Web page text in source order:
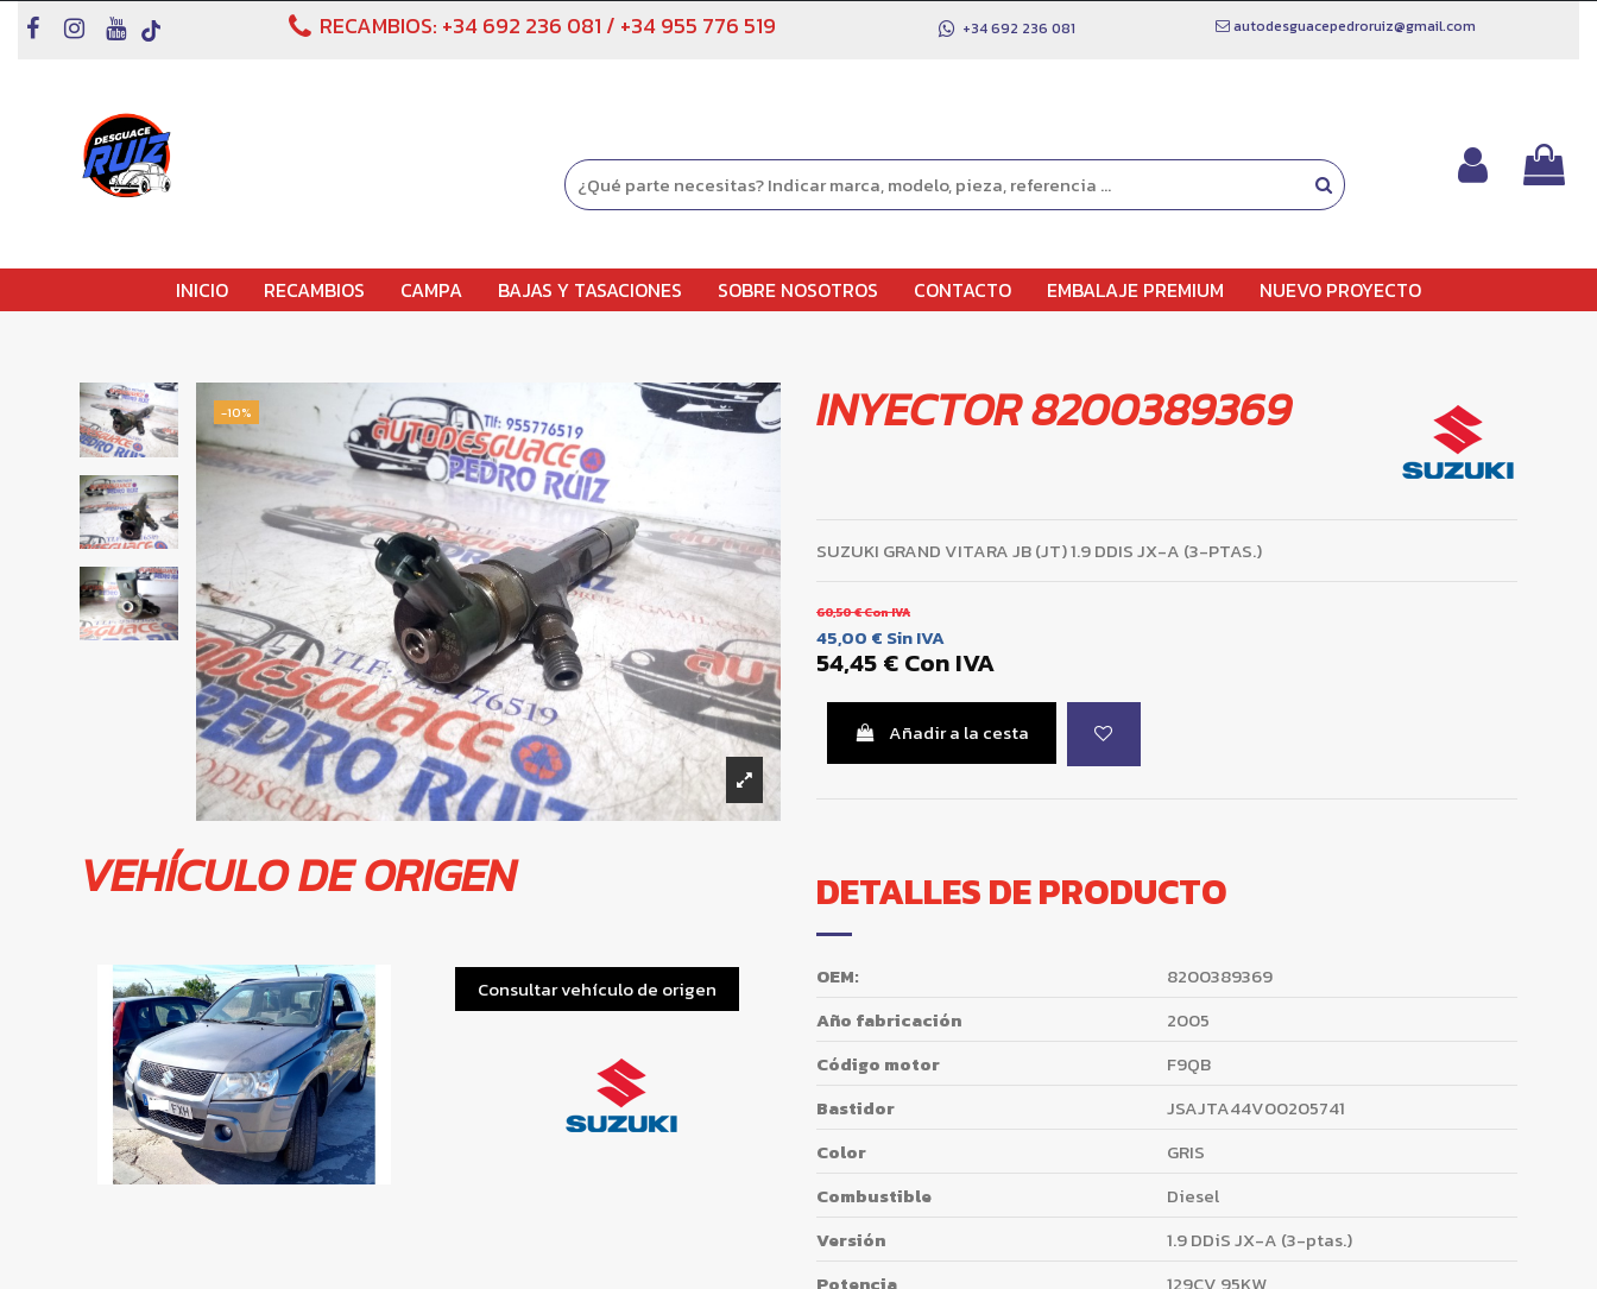
RECAMBIOS: +34 692 236 081 / +34 955 776 519 +34 692 236 081 autodesguacepedroruiz@gmail.com
INICIO RECAMBIOS CAMPA BAJAS Y TASACIONES SOBRE NOSOTROS CONTACTO EMBALAJE PREMIUM NUEVO PROYECTO
-10%
VEHÍCULO DE ORIGEN
Consultar vehículo de origen
INYECTOR 8200389369
SUZUKI GRAND VITARA JB (JT) 1.9 DDIS JX-A (3-PTAS.)
60,50 €Con IVA
45,00 € Sin IVA
54,45 €Con IVA
Añadir a la cesta
DETALLES DE PRODUCTO
OEM:
8200389369
Año fabricación
2005
Código motor
F9QB
Bastidor
JSAJTA44V00205741
Color
GRIS
Combustible
Diesel
Versión
1.9 DDiS JX-A (3-ptas.)
Potencia
129CV 95KW